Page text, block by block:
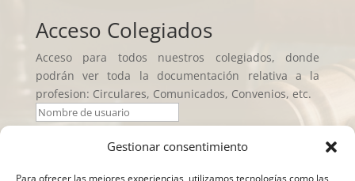
Gestionar consentimiento
Para ofrecer las mejores experiencias, utilizamos tecnologías como las
Acceso Colegiados
Acceso para todos nuestros colegiados, donde
podrán ver toda la documentación relativa a la
profesion: Circulares, Comunicados, Convenios, etc.